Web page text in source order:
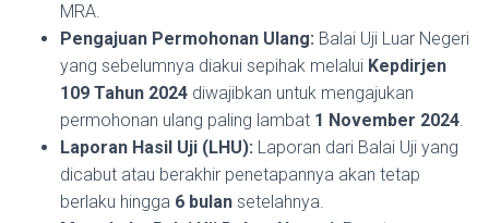
MRA.
Pengajuan Permohonan Ulang: Balai Uji Luar Negeri
yang sebelumnya diakui sepihak melalui Kepdirjen
109 Tahun 2024 diwajibkan untuk mengajukan
permohonan ulang paling lambat 1 November 2024.
Laporan Hasil Uji (LHU): Laporan dari Balai Uji yang
dicabut atau berakhir penetapannya akan tetap
berlaku hingga 6 bulan setelahnya.